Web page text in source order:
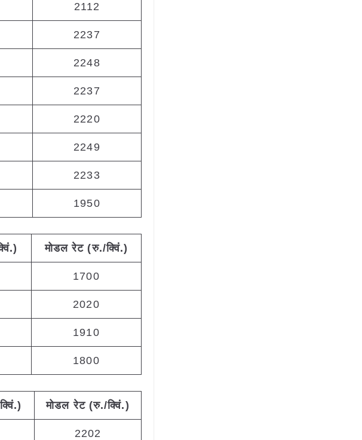
2112
2237
2248
2237
2220
2249
2233
1950
मोडल रेट(रु./क्विं.)
1700
2020
1910
1800
मोडल रेट(रु./क्विं.)
2202